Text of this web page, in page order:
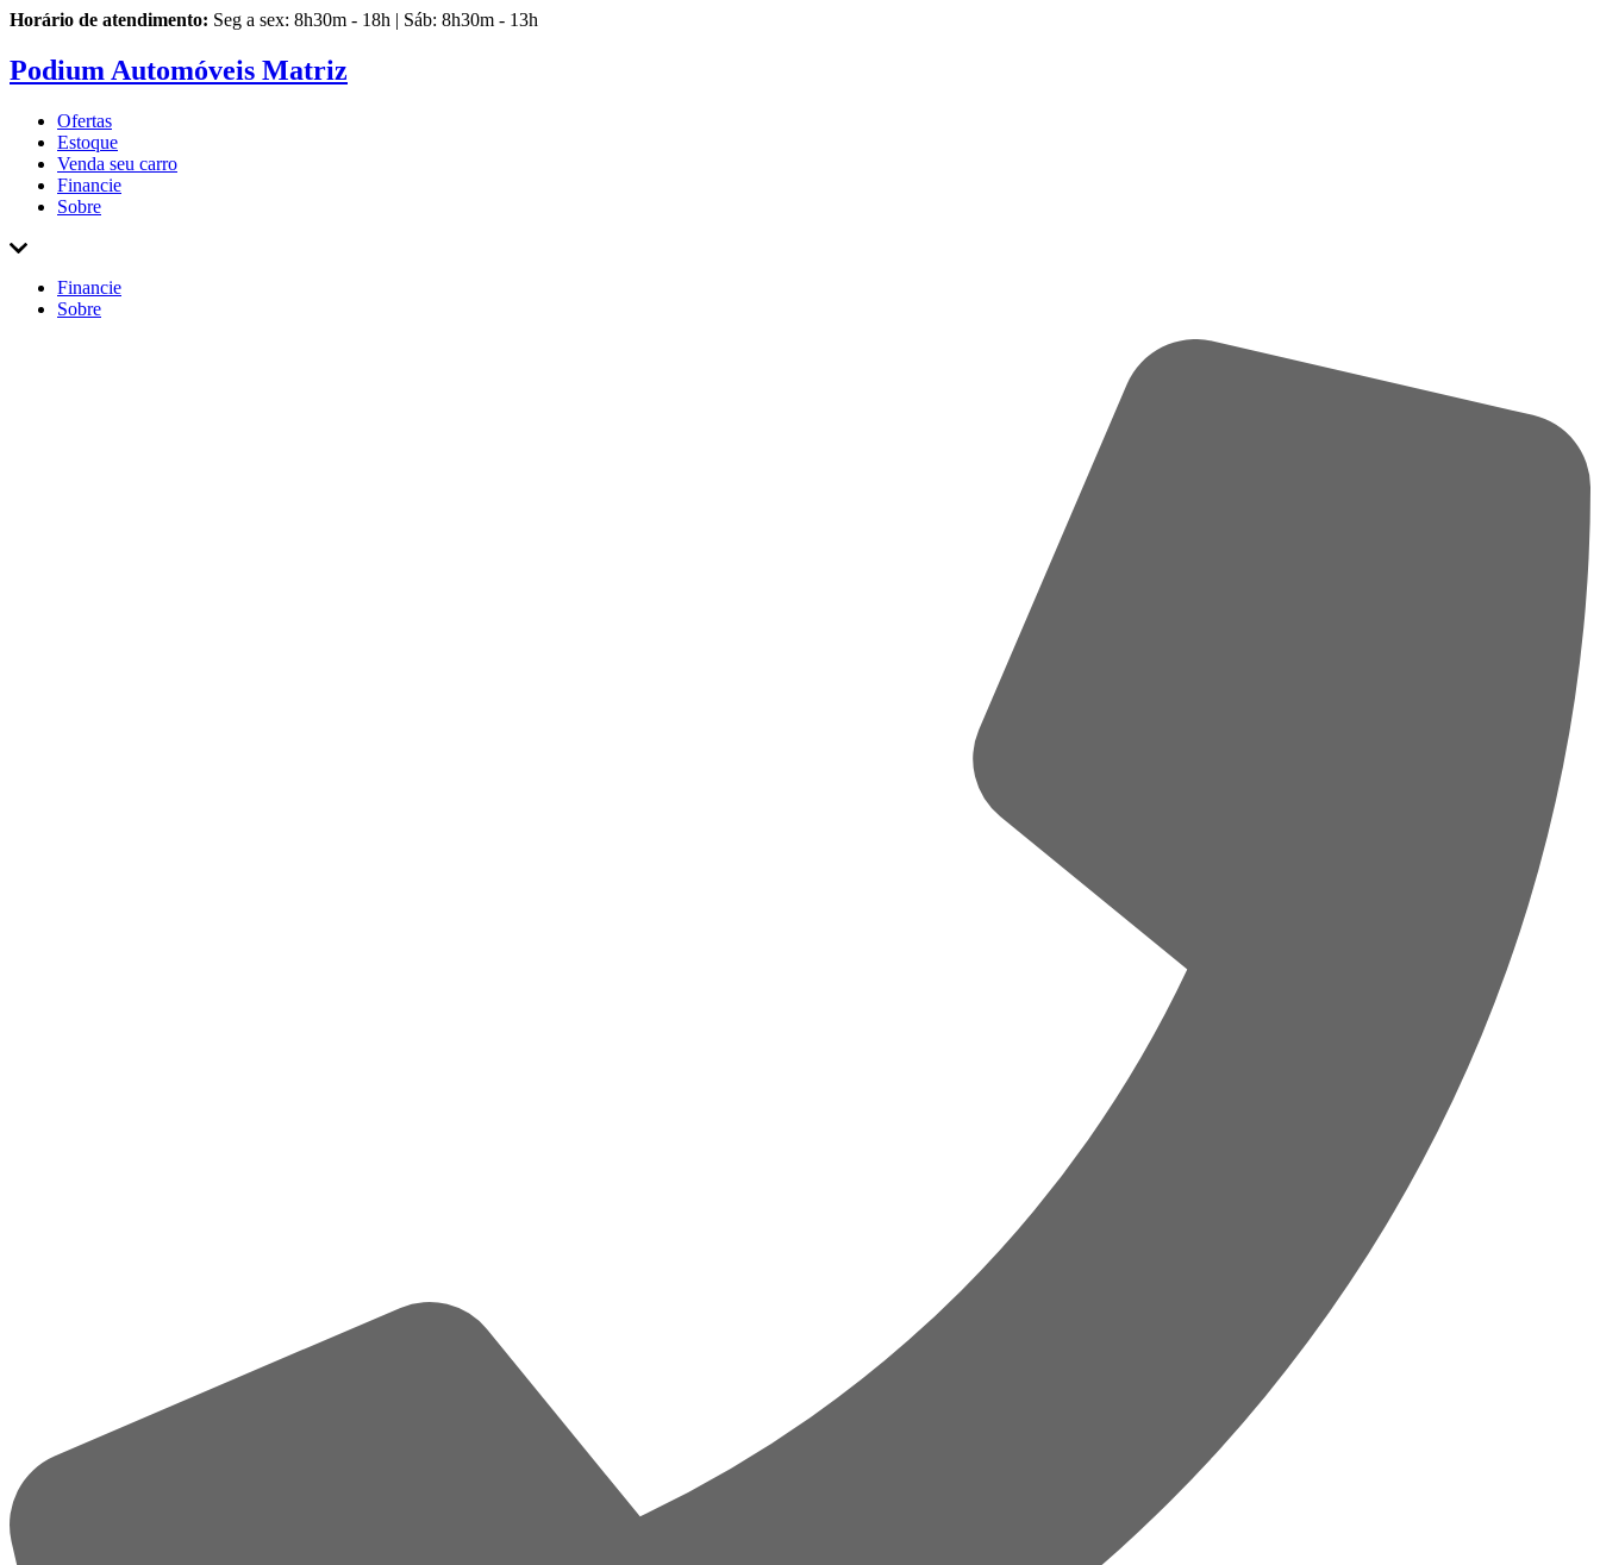
Horário de atendimento: Seg a sex: 8h30m - 18h | Sáb: 8h30m - 13h
Podium Automóveis Matriz
Ofertas
Estoque
Venda seu carro
Financie
Sobre
Financie
Sobre